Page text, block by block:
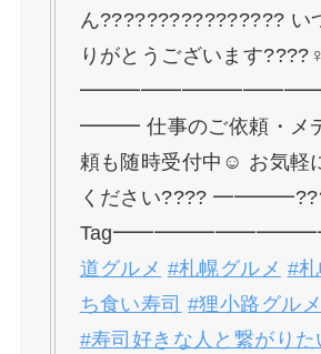
ん????‍????????‍???? い
りがとうございます
━━━ 仕事のご依頼・メ
頼も随時受付中☺️ お気軽
ください????
道グルメ #札幌グルメ #札
ち食い寿司
#狸小路グルメ
#寿司好きな人と繋がりた